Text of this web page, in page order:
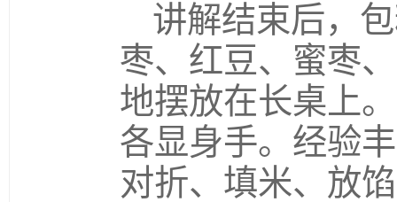
讲解结束后，
枣、红豆、蜜枣
地摆放在长桌上
各显身手。经验
对折、填米、放